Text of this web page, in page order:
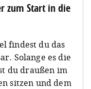
zum Start in die
findest du das
Solange es die
du draußen im
sitzen und dem